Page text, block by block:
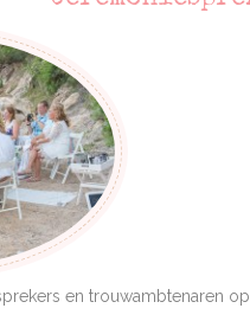
en trouwambtenaren op